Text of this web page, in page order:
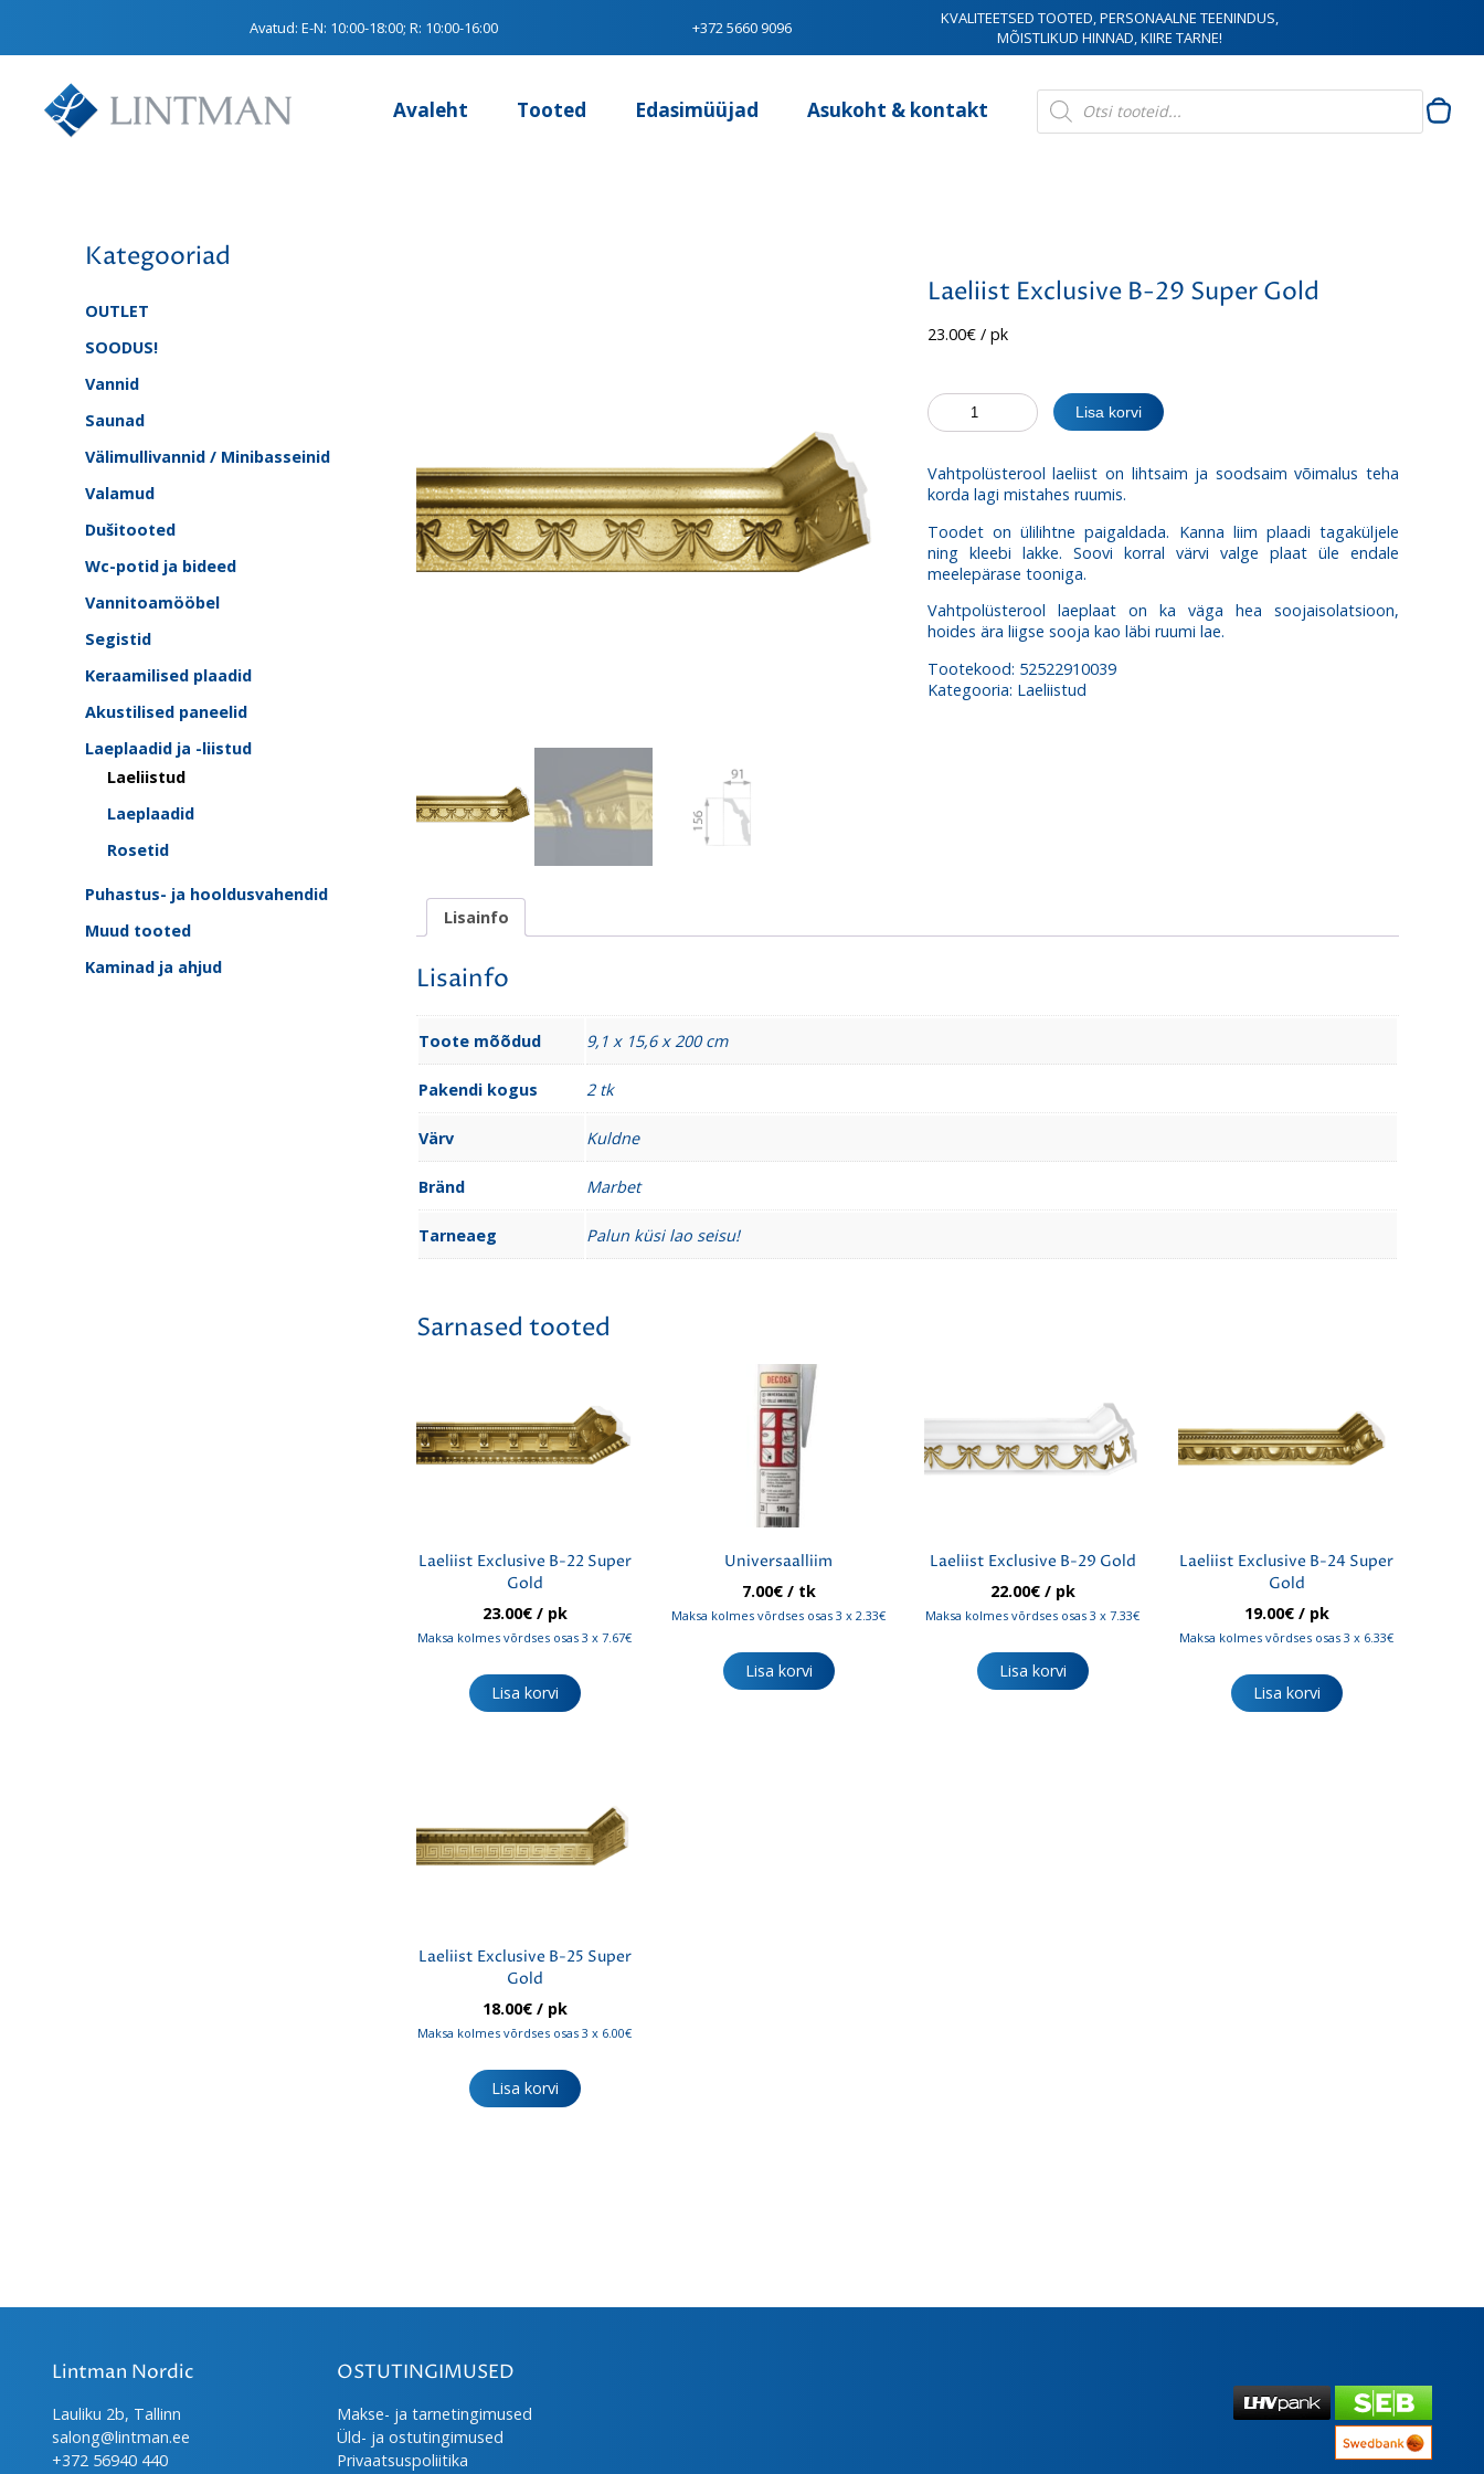
Avatud:E-N: 10:00-18:00; R: 10:00-16:00 +372 5660 9096
KVALITEETSED TOOTED, PERSONAALNE TEENINDUS,
MÕISTLIKUD HINNAD, KIIRE TARNE!
Avaleht Tooted Edasimüüjad Asukoht & kontakt
Products
search
Kategooriad
OUTLET
SOODUS!
Vannid
Saunad
Välimullivannid / Minibasseinid
Valamud
Dušitooted
Wc-potid ja bideed
Vannitoamööbel
Segistid
Keraamilised plaadid
Akustilised paneelid
Laeplaadid ja -liistud
Laeliistud
Laeplaadid
Rosetid
Puhastus- ja hooldusvahendid
Muud tooted
Kaminad ja ahjud
Laeliist Exclusive B-29 Super Gold
23.00€/ pk
Laeliist
Exclusive
29
Super
Gold
kogus
Lisa korvi
Vahtpolüsterool laeliist on lihtsaim ja soodsaim võimalus teha
korda lagi mistahes ruumis.
Toodet on ülilihtne paigaldada. Kanna liim plaadi tagaküljele
ning kleebi lakke. Soovi korral värvi valge plaat üle endale
meelepärase tooniga.
Vahtpolüsterool laeplaat on ka väga hea soojaisolatsioon,
hoides ära liigse sooja kao läbi ruumi lae.
Tootekood: 52522910039
Kategooria: Laeliistud
Lisainfo
Lisainfo
Toote mõõdud 9,1 x 15,6 x 200 cm
Pakendi kogus 2 tk
Värv Kuldne
Bränd Marbet
Tarneaeg Palun küsi lao seisu!
Sarnased tooted
Laeliist Exclusive B-22 Super
Gold
23.00€/ pk
Maksa kolmes võrdses osas 3 x 7.67€
Lisa korvi
Universaalliim
7.00€/ tk
Maksa kolmes võrdses osas 3 x 2.33€
Lisa korvi
Laeliist Exclusive B-29 Gold
22.00€/ pk
Maksa kolmes võrdses osas 3 x 7.33€
Lisa korvi
Laeliist Exclusive B-24 Super
Gold
19.00€/ pk
Maksa kolmes võrdses osas 3 x 6.33€
Lisa korvi
Laeliist Exclusive B-25 Super
Gold
18.00€/ pk
Maksa kolmes võrdses osas 3 x 6.00€
Lisa korvi
Lintman Nordic
Lauliku 2b, Tallinn
salong@lintman.ee
+372 56940 440
OSTUTINGIMUSED
Makse- ja tarnetingimused
Üld- ja ostutingimused
Privaatsuspoliitika